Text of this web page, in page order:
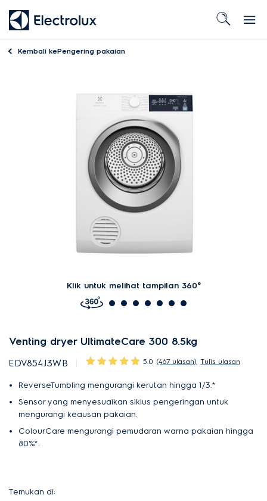
Kembali kePengering pakaian
Klik untuk melihat tampilan 360°
Venting dryer UltimateCare 300 8.5kg
EDV854J3WB 5.0 (467 ulasan) Tulis ulasan
ReverseTumbling mengurangi kerutan hingga 1/3.*
Sensor yang menyesuaikan siklus pengeringan untuk
mengurangi keausan pakaian.
ColourCare mengurangi pemudaran warna pakaian hingga
80%*.
Temukan di: